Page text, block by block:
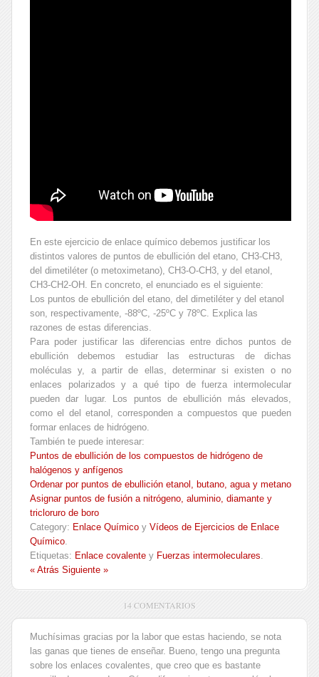
En este ejercicio de enlace químico debemos justificar los
distintos valores de puntos de ebullición del etano, CH3-CH3,
del dimetiléter (o metoximetano), CH3-O-CH3, y del etanol,
CH3-CH2-OH. En concreto, el enunciado es el siguiente:
Los puntos de ebullición del etano, del dimetiléter y del etanol
son, respectivamente, -88ºC, -25ºC y 78ºC. Explica las
razones de estas diferencias.
Para poder justificar las diferencias entre dichos puntos de
ebullición debemos estudiar las estructuras de dichas
moléculas y, a partir de ellas, determinar si existen o no
enlaces polarizados y a qué tipo de fuerza intermolecular
pueden dar lugar. Los puntos de ebullición más elevados,
como el del etanol, corresponden a compuestos que pueden
formar enlaces de hidrógeno.
También te puede interesar:
Puntos de ebullición de los compuestos de hidrógeno de
halógenos y anfígenos
Ordenar por puntos de ebullición etanol, butano, agua y metano
Asignar puntos de fusión a nitrógeno, aluminio, diamante y
tricloruro de boro
Category: Enlace Químico y Vídeos de Ejercicios de Enlace
Químico.
Etiquetas: Enlace covalente y Fuerzas intermoleculares.
« Atrás Siguiente »
14 COMENTARIOS
Muchísimas gracias por la labor que estas haciendo, se nota
las ganas que tienes de enseñar. Bueno, tengo una pregunta
sobre los enlaces covalentes, que creo que es bastante